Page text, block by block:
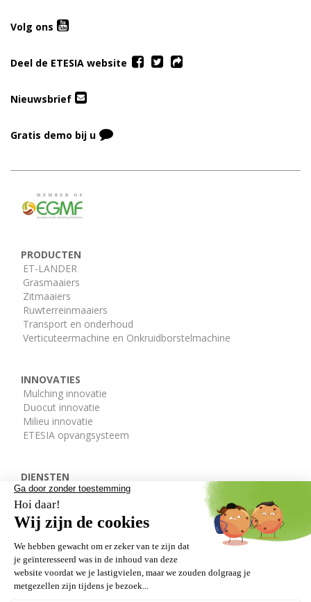
Volg ons
Deel de ETESIA website
Nieuwsbrief
Gratis demo bij u
PRODUCTEN
ET-LANDER
Grasmaaiers
Zitmaaiers
Ruwterreinmaaiers
Transport en onderhoud
Verticuteermachine en Onkruidborstelmachine
INNOVATIES
Mulching innovatie
Duocut innovatie
Milieu innovatie
ETESIA opvangsysteem
DIENSTEN
De ETESIA afdelingen
Onderdelen
Gratis demo
DEALERS